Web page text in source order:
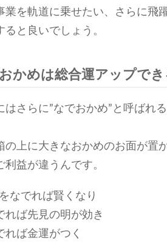
業を軌道に乗せたい、さらに飛
ると良いでしょう。
かめは総合運アップでき
はさらに”なでおかめ”と呼ばれ
の上に大きなおかめのお面が置
利益が違うんです。
なでれば賢くなり
れば先見の明が効き
れば金運がつく